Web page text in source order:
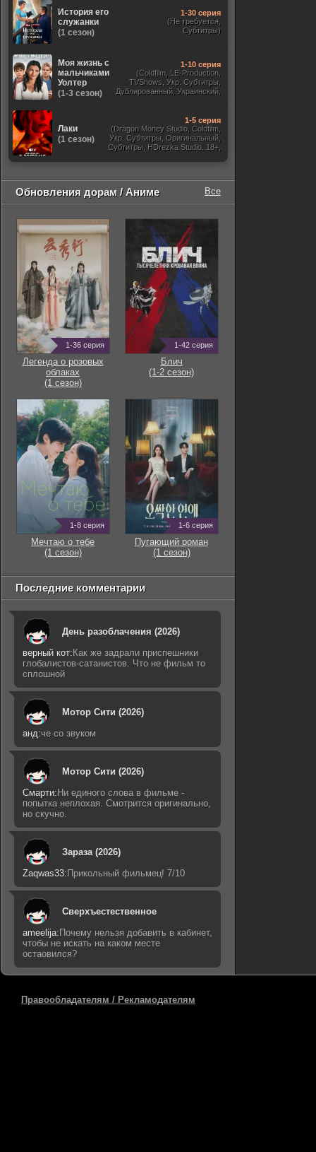
История его
служанки
(1 сезон)
1-30 серия
(Не требуется,
Субтитры)
Моя жизнь с
мальчиками
Уолтер
(1-3 сезон)
1-10 серия
(Coldfilm, LE-Production,
TVShows, Укр. Субтитры,
Дублированный, Украинский,
Лаки
(1 сезон)
1-5 серия
(Dragon Money Studio, Coldfilm,
Укр. Субтитры, Оригинальный,
Субтитры, HDrezka Studio. 18+,
Обновления дорам / Аниме Все
1-36 серия
Легенда о розовых
облаках
(1 сезон)
1-42 серия
Блич
(1-2 сезон)
1-8 серия
Мечтаю о тебе
(1 сезон)
1-6 серия
Пугающий роман
(1 сезон)
Последние комментарии
День разоблачения (2026)
верный кот: Как же задрали приспешники
глобалистов-сатанистов. Что не фильм то
сплошной
Мотор Сити (2026)
анд:че со звуком
Мотор Сити (2026)
Смарти: Ни единого слова в фильме -
попытка неплохая. Смотрится оригинально,
но скучно.
Зараза (2026)
Zaqwas33: Прикольный фильмец! 7/10
Сверхъестественное
ameelija: Почему нельзя добавить в кабинет,
чтобы не искать на каком месте
остаовился?
Правообладателям / Рекламодателям